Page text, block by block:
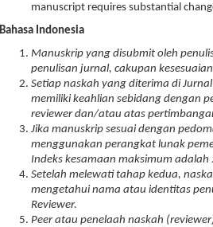
manuscript requires substantial
Bahasa Indonesia
Manuskrip yang disubmit oleh
penulisan jurnal, cakupan
Setiap naskah yang diterima di
memiliki keahlian sebidang dengan
reviewer dan/atau atas
Jika manuskrip sesuai dengan
menggunakan perangkat lunak
Indeks kesamaan maksimum adalah
Setelah melewati tahap kedua,
mengetahui nama atau identitas
Reviewer.
Peer atau penelaah naskah